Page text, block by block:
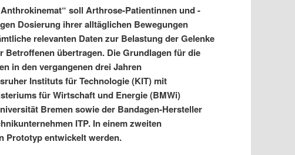
soll Arthrose-Patientinnen und -
Dosierung ihrer alltäglichen Bewegungen
relevanten Daten zur Belastung der Gelenke
Betroffenen übertragen. Die Grundlagen für die
in den vergangenen drei Jahren
Instituts für Technologie (KIT) mit
für Wirtschaft und Energie (BMWi)
Bremen sowie der Bandagen-Hersteller
ITP. In einem zweiten
Prototyp entwickelt werden.